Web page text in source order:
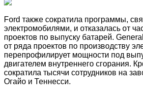
Ford также сократила программы,
электромобилями, и отказалась от
проектов по выпуску батарей.
от ряда проектов по производству
перепрофилирует мощности под
двигателем внутреннего сгорания.
сократила тысячи сотрудников на
Огайо и Теннесси.